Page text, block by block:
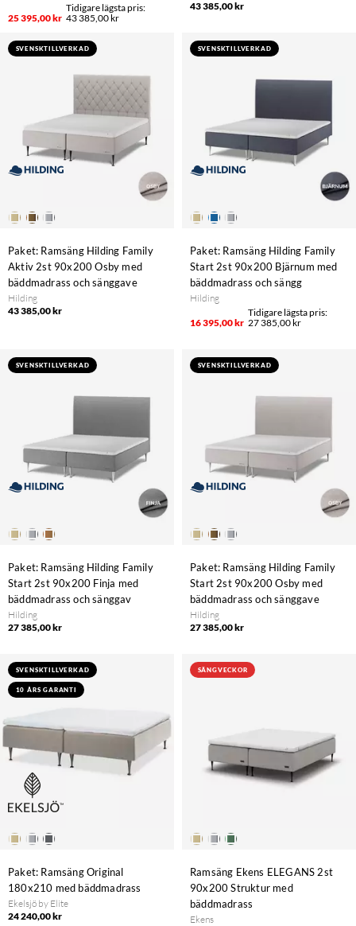
25 395,00 kr 43 385,00 kr
43 385,00 kr
SVENSKTILLVERKAD
Paket: Ramsäng Hilding Family
Aktiv 2st 90x200 Osby med
bäddmadrass och sänggave
Hilding
43 385,00 kr
SVENSKTILLVERKAD
Paket: Ramsäng Hilding Family
Start 2st 90x200 Bjärnum med
bäddmadrass och sängg
Hilding
16 395,00 kr 27 385,00 kr
SVENSKTILLVERKAD
Paket: Ramsäng Hilding Family
Start 2st 90x200 Finja med
bäddmadrass och sänggav
Hilding
27 385,00 kr
SVENSKTILLVERKAD
Paket: Ramsäng Hilding Family
Start 2st 90x200 Osby med
bäddmadrass och sänggave
Hilding
27 385,00 kr
SVENSKTILLVERKAD
10 ÅRS GARANTI
Paket: Ramsäng Original
180x210 med bäddmadrass
Ekelsjö by Elite
24 240,00 kr
SÄNGVECKOR
Ramsäng Ekens ELEGANS 2st
90x200 Struktur med
bäddmadrass
Ekens